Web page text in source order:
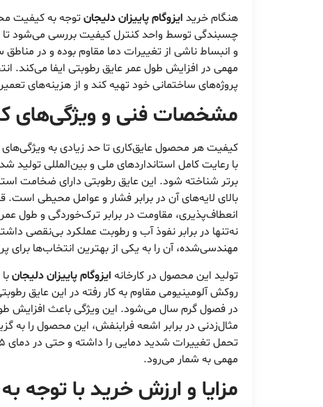
هنگام خرید ایزوگام پاییزان دلیجانتوجه به کیفیت
چسبندگی توسط واحد کنترل کیفیت بررسی می‌شود تا
و انبساط ناشی از تغییرات دما مقاوم بوده و در
مهمی در افزایش طول عمر عایق رطوبتی ایفا می‌کند.
پروژه‌های ساختمانی خود تهیه کند و از هزینه‌های
مشخصات فنی و ویژگی‌های
کیفیت هر محصول عایق‌کاری تا حد زیادی به
با رعایت کامل استانداردهای ملی و بین‌المللی
انعطاف‌پذیری، مقاومت در برابر ترک‌خوردگی و طول
نه‌تنها در برابر نفوذ آب و رطوبت عملکرد بی‌نقصی
مهندسی‌شده، آن را به یکی از بهترین انتخاب‌ها
تولید این محصول در کارخانه ایزوگام پاییزان دلیجان
روکش آلومینیومی مقاوم به کار رفته در این عایق
در فصول گرم سال می‌شود. این ویژگی باعث افزایش
مثال‌زدنی در برابر اشعه فرابنفش، این محصول را به
مهمی به شمار می‌رود.
مزایا و ارزش خرید با توجه